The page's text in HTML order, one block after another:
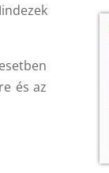
és az